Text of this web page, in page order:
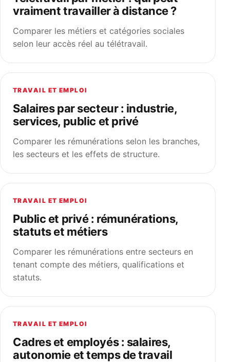
vraiment travailler à distance ?
Comparer les métiers et catégories sociales
selon leur accès réel au télétravail.
TRAVAIL ET EMPLOI
Salaires par secteur : industrie,
services, public et privé
Comparer les rémunérations selon les branches,
les secteurs et les effets de structure.
TRAVAIL ET EMPLOI
Public et privé : rémunérations,
statuts et métiers
Comparer les rémunérations entre secteurs en
tenant compte des métiers, qualifications et
statuts.
TRAVAIL ET EMPLOI
Cadres et employés : salaires,
autonomie et temps de travail